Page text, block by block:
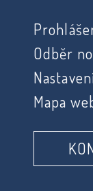
Odběr
Mapa